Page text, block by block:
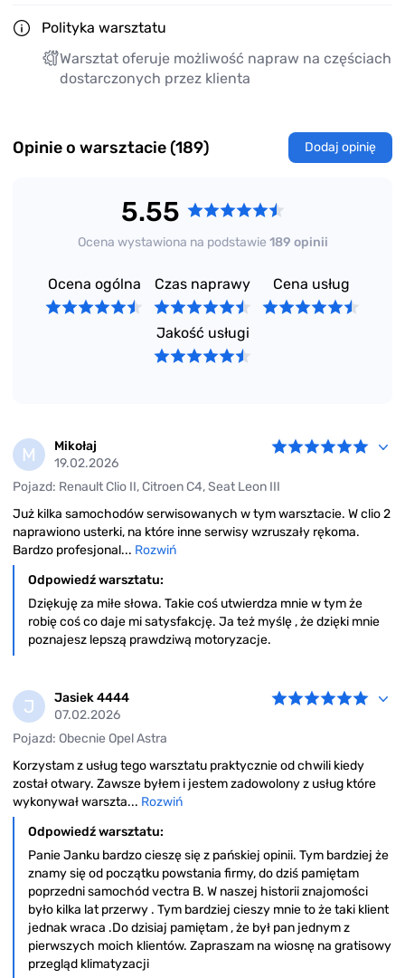
Polityka warsztatu
Warsztat oferuje możliwość napraw na częściach
dostarczonych przez klienta
Opinie o warsztacie (189) Dodaj opinię
5.55
Ocena wystawiona na podstawie 189 opinii
Ocena ogólna Czas naprawy Cena usług
Jakość usługi
M
Mikołaj
19.02.2026
Pojazd: Renault Clio II, Citroen C4, Seat Leon III
Już kilka samochodów serwisowanych w tym warsztacie. W clio 2
naprawiono usterki, na które inne serwisy wzruszały rękoma.
Bardzo profesjonal... Rozwiń
Odpowiedź warsztatu:
Dziękuję za miłe słowa. Takie coś utwierdza mnie w tym że
robię coś co daje mi satysfakcję. Ja też myślę , że dzięki mnie
poznajesz lepszą prawdziwą motoryzacje.
J
Jasiek 4444
07.02.2026
Pojazd: Obecnie Opel Astra
Korzystam z usług tego warsztatu praktycznie od chwili kiedy
został otwary. Zawsze byłem i jestem zadowolony z usług które
wykonywał warszta... Rozwiń
Odpowiedź warsztatu:
Panie Janku bardzo cieszę się z pańskiej opinii. Tym bardziej że
znamy się od początku powstania firmy, do dziś pamiętam
poprzedni samochód vectra B. W naszej historii znajomości
było kilka lat przerwy . Tym bardziej cieszy mnie to że taki klient
jednak wraca .Do dzisiaj pamiętam , że był pan jednym z
pierwszych moich klientów. Zapraszam na wiosnę na gratisowy
przegląd klimatyzacji